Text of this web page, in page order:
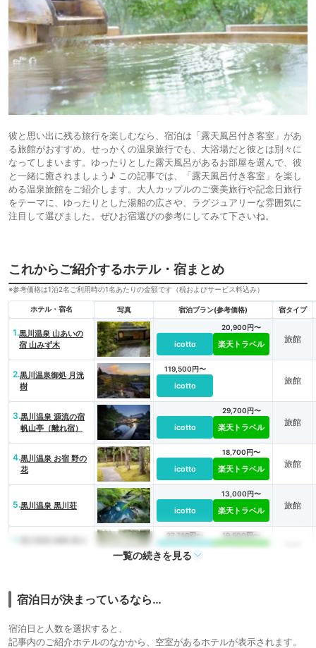
彼と思い出に残る旅行を楽しむなら、宿泊は「露天風呂付き客室」があ
る旅館がおすすめ。せっかくの温泉旅行でも、大浴場だと彼とは別々に
なってしまいます。ゆったりとした露天風呂があるお部屋を選んで、彼
と一緒に癒されましょう♪ この記事では、「露天風呂付き客室」を楽し
める温泉旅館をご紹介します。大人カップルのご褒美旅行や記念日旅行
をテーマに、ゆったりとした湯船の広さや、ラグジュアリーな雰囲気に
注目して選びました。ぜひお宿選びの参考にしてみて下さいね。
これからご紹介するホテル・宿まとめ
※参考価格は1泊2名ご利用時の1名あたりの金額です（税およびサービス料込み）
ホテル・宿名 写真 宿泊プラン(参考価格) 宿タイプ
1.黒川温泉 山あいの
宿 山みず木
icotto
20,900円〜
楽天トラベル 旅館
2.黒川温泉御処 月洸
樹
119,500円〜
icotto 旅館
3.黒川温泉 源流の宿
帆山亭（離れ宿）
icotto
29,700円〜
楽天トラベル 旅館
4.黒川温泉 お宿 野の
花
icotto
18,700円〜
楽天トラベル 旅館
5.黒川温泉 黒川荘 icotto
13,000円〜
楽天トラベル 旅館
27,746円〜
icotto
19,500円〜
らく
8.黒川温泉 山みず木
別邸 深山山荘
一覧の続きを見る
宿泊日が決まっているなら…
宿泊日と人数を選択すると、
記事内のご紹介ホテルのなかから、空室があるホテルが表示されます。